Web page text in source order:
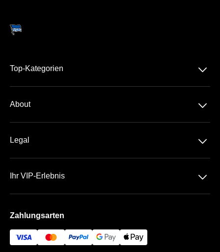
Top-Kategorien 􀆈
DFB-Pokal
About 􀆈
Team
Legal 􀆈
Ihr VIP-Erlebnis 􀆈
Hertha BSC Business App
Zahlungsarten